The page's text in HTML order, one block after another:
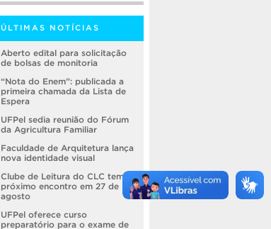
ÚLTIMAS NOTÍCIAS
Aberto edital para solicitação
de bolsas de monitoria
“Nota do Enem”: publicada a
primeira chamada da Lista de
Espera
UFPel sedia reunião do Fórum
da Agricultura Familiar
Faculdade de Arquitetura lança
nova identidade visual
Clube de Leitura do CLC tem
próximo encontro em 27 de
agosto
UFPel oferece curso
preparatório para o exame de